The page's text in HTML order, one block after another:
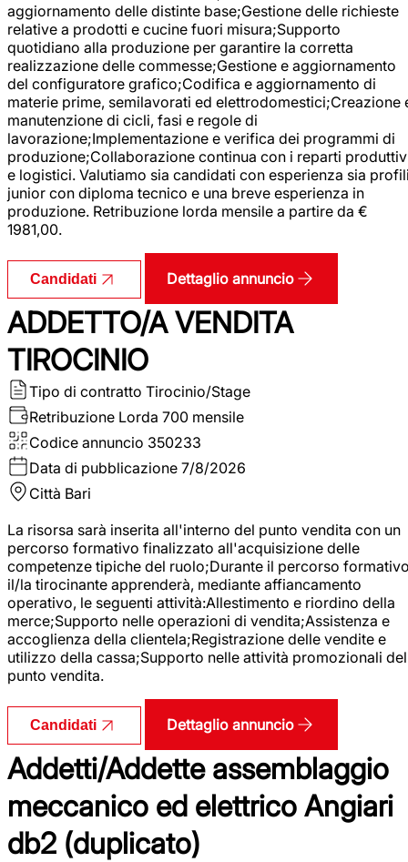
aggiornamento delle distinte base;Gestione delle richieste
relative a prodotti e cucine fuori misura;Supporto
quotidiano alla produzione per garantire la corretta
realizzazione delle commesse;Gestione e aggiornamento
del configuratore grafico;Codifica e aggiornamento di
materie prime, semilavorati ed elettrodomestici;Creazione
manutenzione di cicli, fasi e regole di
lavorazione;Implementazione e verifica dei programmi di
produzione;Collaborazione continua con i reparti
e logistici. Valutiamo sia candidati con esperienza sia
junior con diploma tecnico e una breve esperienza in
produzione. Retribuzione lorda mensile a partire da €
1981,00.
Candidati Dettaglio annuncio
ADDETTO/A VENDITA
TIROCINIO
Tipo di contratto Tirocinio/Stage
Retribuzione Lorda 700 mensile
Codice annuncio 350233
Data di pubblicazione 7/8/2026
Città Bari
La risorsa sarà inserita all'interno del punto vendita con un
percorso formativo finalizzato all'acquisizione delle
competenze tipiche del ruolo;Durante il percorso
il/la tirocinante apprenderà, mediante affiancamento
operativo, le seguenti attività:Allestimento e riordino della
merce;Supporto nelle operazioni di vendita;Assistenza e
accoglienza della clientela;Registrazione delle vendite e
utilizzo della cassa;Supporto nelle attività promozionali del
punto vendita.
Candidati Dettaglio annuncio
Addetti/Addette assemblaggio
meccanico ed elettrico Angiari
db2 (duplicato)